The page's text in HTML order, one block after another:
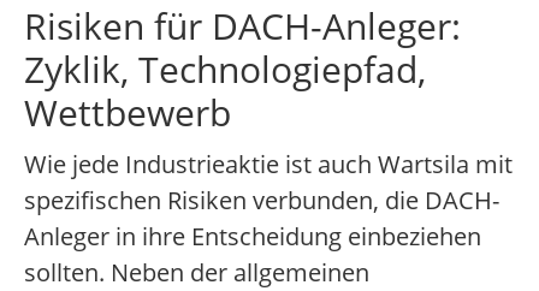
Risiken für DACH-Anleger:
Zyklik, Technologiepfad,
Wettbewerb
Wie jede Industrieaktie ist auch Wartsila mit
spezifischen Risiken verbunden, die DACH-
Anleger in ihre Entscheidung einbeziehen
sollten. Neben der allgemeinen